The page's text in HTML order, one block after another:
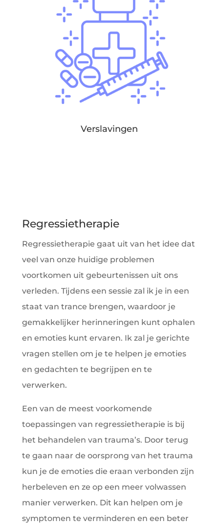
Verslavingen
Regressietherapie
Regressietherapie gaat uit van het idee dat
veel van onze huidige problemen
voortkomen uit gebeurtenissen uit ons
verleden. Tijdens een sessie zal ik je in een
staat van trance brengen, waardoor je
gemakkelijker herinneringen kunt ophalen
en emoties kunt ervaren. Ik zal je gerichte
vragen stellen om je te helpen je emoties
en gedachten te begrijpen en te
verwerken.
Een van de meest voorkomende
toepassingen van regressietherapie is bij
het behandelen van trauma’s. Door terug
te gaan naar de oorsprong van het trauma
kun je de emoties die eraan verbonden zijn
herbeleven en ze op een meer volwassen
manier verwerken. Dit kan helpen om je
symptomen te verminderen en een beter